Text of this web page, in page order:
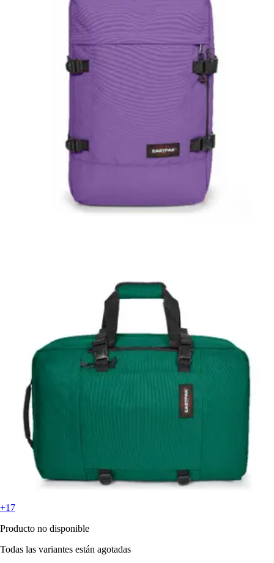
+17
Producto no disponible
Todas las variantes están agotadas